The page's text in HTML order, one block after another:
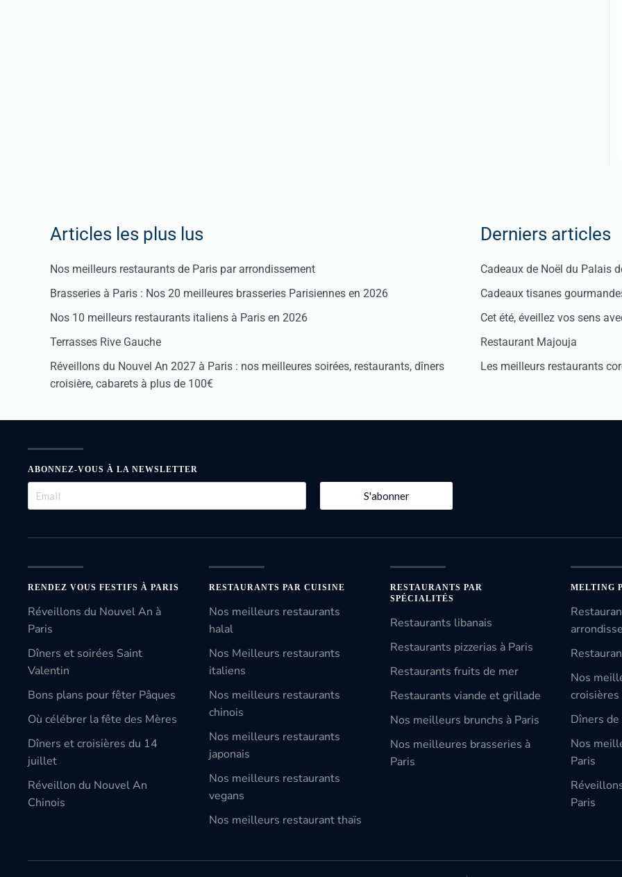
Articles les plus lus
Nos meilleurs restaurants de Paris par arrondissement
Brasseries à Paris : Nos 20 meilleures brasseries Parisiennes en 2026
Nos 10 meilleurs restaurants italiens à Paris en 2026
Terrasses Rive Gauche
Réveillons du Nouvel An 2027 à Paris : nos meilleures soirées, restaurants, dîners
croisière, cabarets à plus de 100€
Derniers articles
Cadeaux de Noël du Palais
Cadeaux tisanes
Cet été, éveillez vos sens
Restaurant Majouja
Les meilleurs restaurants
ABONNEZ-VOUS À LA NEWSLETTER
S'abonner
RENDEZ VOUS FESTIFS À PARIS
Réveillons du Nouvel An à
Paris
Dîners et soirées Saint
Valentin
Bons plans pour fêter Pâques
Où célébrer la fête des Mères
Dîners et croisières du 14
juillet
Réveillon du Nouvel An
Chinois
RESTAURANTS PAR CUISINE
Nos meilleurs restaurants
halal
Nos Meilleurs restaurants
italiens
Nos meilleurs restaurants
chinois
Nos meilleurs restaurants
japonais
Nos meilleurs restaurants
vegans
Nos meilleurs restaurant thaïs
RESTAURANTS PAR
SPÉCIALITÉS
Restaurants libanais
Restaurants pizzerias à Paris
Restaurants fruits de mer
Restaurants viande et grillade
Nos meilleurs brunchs à Paris
Nos meilleures brasseries à
Paris
MELTING
Nos
croisières
Dîners
Nos
Paris
Paris